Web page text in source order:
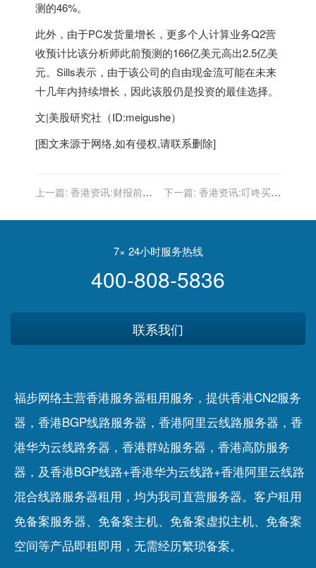
测的46%。
此外，由于PC发货量增长，更多个人计算业务Q2营
收预计比该分析师此前预测的166亿美元高出2.5亿美
元。Sills表示，由于该公司的自由现金流可能在未来
十几年内持续增长，因此该股仍是投资的最佳选择。
文|美股研究社（ID:meigushe）
[图文来源于网络,如有侵权,请联系删除]
上一篇: 香港资讯:财报前
冷，英特尔未来的增长点在
下一篇: 香港资讯:叮咚买菜
享单车服务
7× 24小时服务热线
400-808-5836
联系我们
福步网络主营香港服务器租用服务，提供香港CN2服务
器，香港BGP线路服务器，香港阿里云线路服务器，香
港华为云线路务器，香港群站服务器，香港高防服务
器，及香港BGP线路+香港华为云线路+香港阿里云线路
混合线路服务器租用，均为我司直营服务器。客户租用
免备案服务器、 免备案主机、 免备案虚拟主机、 免备案
空间等产品即租即用，无需经历繁琐备案。